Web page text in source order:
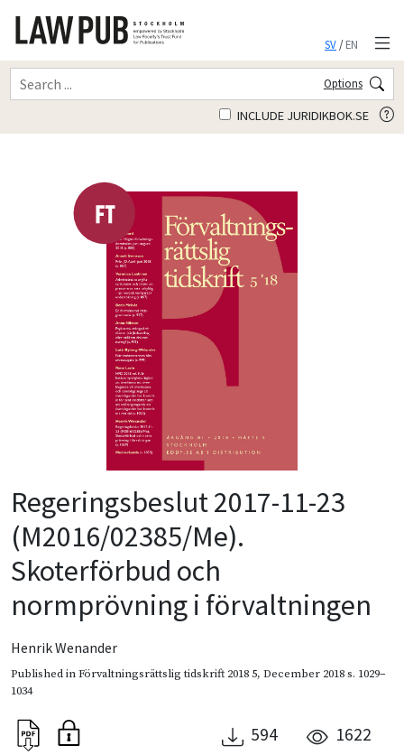
SV/EN
Options
INCLUDE JURIDIKBOK.SE
Regeringsbeslut 2017-11-23
(M2016/02385/Me).
Skoterförbud och
normprövning i förvaltningen
Henrik Wenander
Published inFörvaltningsrättslig tidskrift 2018 5, December 2018s. 1029–
1034
594 1622